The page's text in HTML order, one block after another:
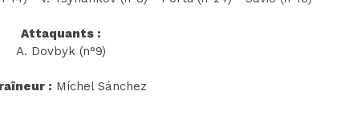
Attaquants :
A. Dovbyk (n°9)
: Míchel Sánchez